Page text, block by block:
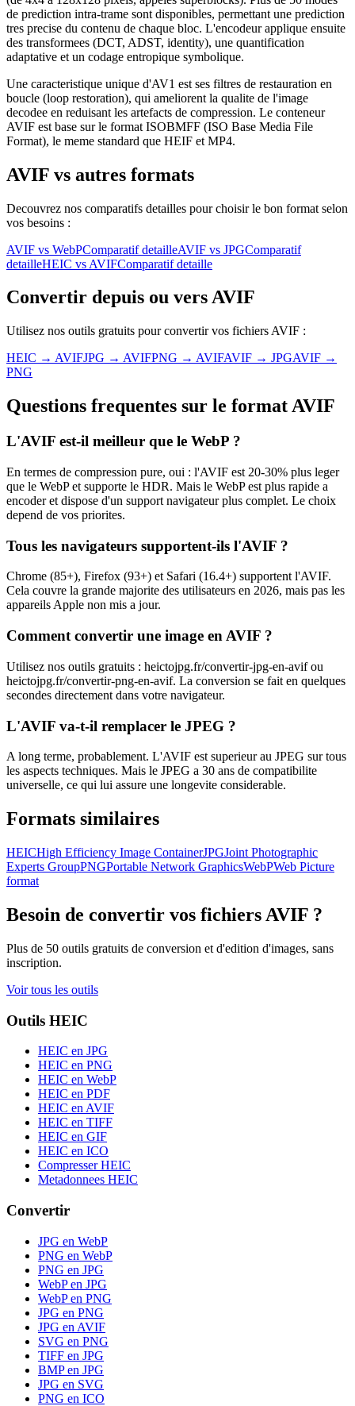
de prediction intra-trame sont disponibles, permettant une prediction
tres precise du contenu de chaque bloc. L'encodeur applique ensuite
des transformees (DCT, ADST, identity), une quantification
adaptative et un codage entropique symbolique.
Une caracteristique unique d'AV1 est ses filtres de restauration en
boucle (loop restoration), qui ameliorent la qualite de l'image
decodee en reduisant les artefacts de compression. Le conteneur
AVIF est base sur le format ISOBMFF (ISO Base Media File
Format), le meme standard que HEIF et MP4.
AVIF vs autres formats
Decouvrez nos comparatifs detailles pour choisir le bon format selon
vos besoins :
AVIF vs WebPComparatif detailleAVIF vs JPGComparatif
detailleHEIC vs AVIFComparatif detaille
Convertir depuis ou versAVIF
Utilisez nos outils gratuits pour convertir vos fichiers AVIF :
HEIC → AVIFJPG → AVIFPNG → AVIFAVIF → JPGAVIF →
PNG
Questions frequentes sur le formatAVIF
L'AVIF est-il meilleur que le WebP ?
En termes de compression pure, oui : l'AVIF est 20-30% plus leger
que le WebP et supporte le HDR. Mais le WebP est plus rapide a
encoder et dispose d'un support navigateur plus complet. Le choix
depend de vos priorites.
Tous les navigateurs supportent-ils l'AVIF ?
Chrome (85+), Firefox (93+) et Safari (16.4+) supportent l'AVIF.
Cela couvre la grande majorite des utilisateurs en 2026, mais pas les
appareils Apple non mis a jour.
Comment convertir une image en AVIF ?
Utilisez nos outils gratuits : heictojpg.fr/convertir-jpg-en-avif ou
heictojpg.fr/convertir-png-en-avif. La conversion se fait en quelques
secondes directement dans votre navigateur.
L'AVIF va-t-il remplacer le JPEG ?
A long terme, probablement. L'AVIF est superieur au JPEG sur tous
les aspects techniques. Mais le JPEG a 30 ans de compatibilite
universelle, ce qui lui assure une longevite considerable.
Formats similaires
HEICHigh Efficiency Image ContainerJPGJoint Photographic
Experts GroupPNGPortable Network GraphicsWebPWeb Picture
format
Besoin de convertir vos fichiers AVIF ?
Plus de 50 outils gratuits de conversion et d'edition d'images, sans
inscription.
Voir tous les outils
Outils HEIC
HEIC en JPG
HEIC en PNG
HEIC en WebP
HEIC en PDF
HEIC en AVIF
HEIC en TIFF
HEIC en GIF
HEIC en ICO
Compresser HEIC
Metadonnees HEIC
Convertir
JPG en WebP
PNG en WebP
PNG en JPG
WebP en JPG
WebP en PNG
JPG en PNG
JPG en AVIF
SVG en PNG
TIFF en JPG
BMP en JPG
JPG en SVG
PNG en ICO